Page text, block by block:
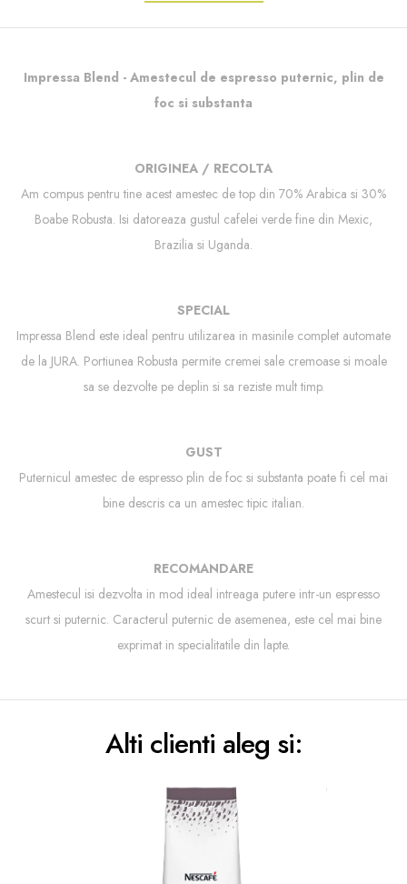
Impressa Blend - Amestecul de espresso puternic, plin de
foc si substanta
ORIGINEA / RECOLTA
Am compus pentru tine acest amestec de top din 70% Arabica si 30%
Boabe Robusta. Isi datoreaza gustul cafelei verde fine din Mexic,
Brazilia si Uganda.
SPECIAL
Impressa Blend este ideal pentru utilizarea in masinile complet automate
de la JURA. Portiunea Robusta permite cremei sale cremoase si moale
sa se dezvolte pe deplin si sa reziste mult timp.
GUST
Puternicul amestec de espresso plin de foc si substanta poate fi cel mai
bine descris ca un amestec tipic italian.
RECOMANDARE
Amestecul isi dezvolta in mod ideal intreaga putere intr-un espresso
scurt si puternic. Caracterul puternic de asemenea, este cel mai bine
exprimat in specialitatile din lapte.
Alti clienti aleg si: